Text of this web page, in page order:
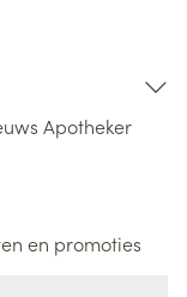
Apotheker
en promoties